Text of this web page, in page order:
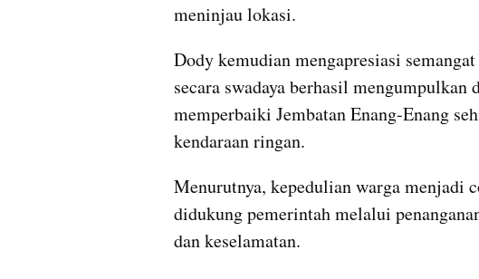
meninjau lokasi.
Dody kemudian mengapresiasi
secara swadaya berhasil
memperbaiki Jembatan Enang-Enang
kendaraan ringan.
Menurutnya, kepedulian warga menjadi
didukung pemerintah melalui
dan keselamatan.